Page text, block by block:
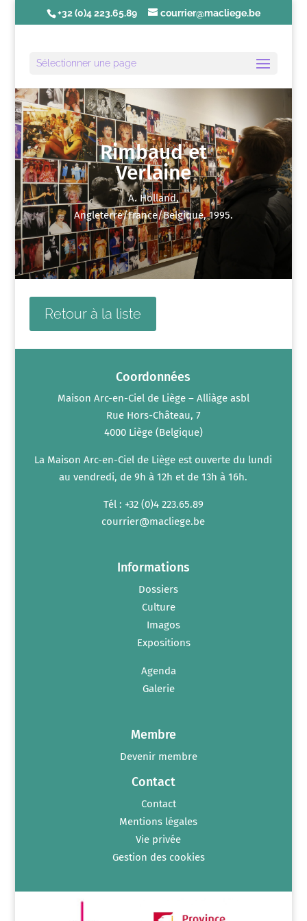
+32 (0)4 223.65.89 courrier@macliege.be
Sélectionner une page
Rimbaud et
Verlaine
A. Holland,
Angleterre/France/Belgique, 1995.
Retour à la liste
Coordonnées
Maison Arc-en-Ciel de Liège – Alliàge asbl
Rue Hors-Château, 7
4000 Liège (Belgique)
La Maison Arc-en-Ciel de Liège est ouverte du lundi
au vendredi, de 9h à 12h et de 13h à 16h.
Tél : +32 (0)4 223.65.89
courrier@macliege.be
Informations
Dossiers
Culture
Imagos
Expositions
Agenda
Galerie
Membre
Devenir membre
Contact
Contact
Mentions légales
Vie privée
Gestion des cookies